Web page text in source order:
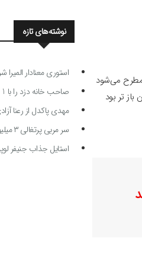
مطرح می‌شود
تر بود
نوشته‌های تازه
استوری معنادار المیرا
صاحب خانه دزد را با 11 ضربه چاقو کشت
مهدی پاکدل از رعنا
سر مربی پرتغالی ۳ میلیون دلار می‌گیرد به پرسپولیس می‌آید
استایل جذاب جنیفر